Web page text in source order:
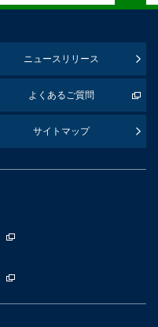
ニュースリリース
よくあるご質問
サイトマップ